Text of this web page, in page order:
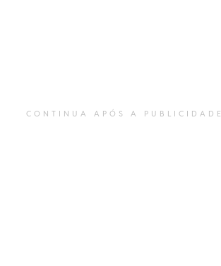
CONTINUA APÓS A PUBLICIDADE